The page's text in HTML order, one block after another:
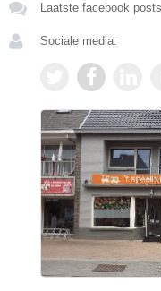
Laatste facebook posts
Sociale media: